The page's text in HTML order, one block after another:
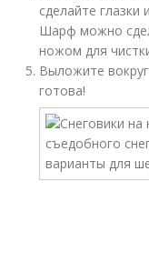
сделайте глазки
Шарф можно
ножом для
Выложите
готова!